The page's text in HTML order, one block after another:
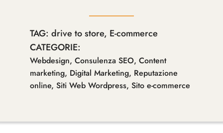
TAG: drive to store, E-commerce
CATEGORIE:
Webdesign, Consulenza SEO, Content
marketing, Digital Marketing, Reputazione
online, Siti Web Wordpress, Sito e-commerce